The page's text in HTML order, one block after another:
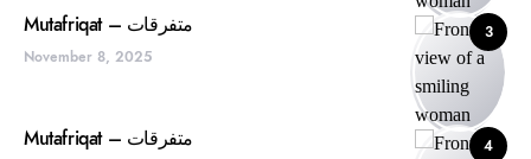
3 Mutafriqat – متفرقات
November 8, 2025
4 Mutafriqat – متفرقات